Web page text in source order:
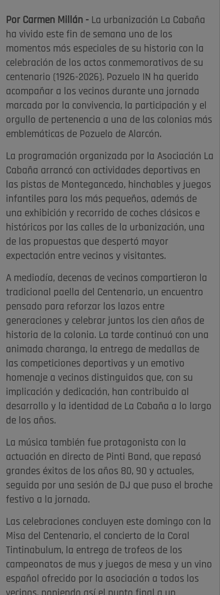
Por Carmen Millán - La urbanización La Cabaña
ha vivido este fin de semana uno de los
momentos más especiales de su historia con la
celebración de los actos conmemorativos de su
centenario (1926-2026). Pozuelo IN ha querido
acompañar a los vecinos durante una jornada
marcada por la convivencia, la participación y el
orgullo de pertenencia a una de las colonias más
emblemáticas de Pozuelo de Alarcón.
La programación organizada por la Asociación La
Cabaña arrancó con actividades deportivas en
las pistas de Montegancedo, hinchables y juegos
infantiles para los más pequeños, además de
una exhibición y recorrido de coches clásicos e
históricos por las calles de la urbanización, una
de las propuestas que despertó mayor
expectación entre vecinos y visitantes.
A mediodía, decenas de vecinos compartieron la
tradicional paella del Centenario, un encuentro
pensado para reforzar los lazos entre
generaciones y celebrar juntos los cien años de
historia de la colonia. La tarde continuó con una
animada charanga, la entrega de medallas de
las competiciones deportivas y un emotivo
homenaje a vecinos distinguidos que, con su
implicación y dedicación, han contribuido al
desarrollo y la identidad de La Cabaña a lo largo
de los años.
La música también fue protagonista con la
actuación en directo de Pinti Band, que repasó
grandes éxitos de los años 80, 90 y actuales,
seguida por una sesión de DJ que puso el broche
festivo a la jornada.
Las celebraciones concluyen este domingo con la
Misa del Centenario, el concierto de la Coral
Tintinabulum, la entrega de trofeos de los
campeonatos de mus y juegos de mesa y un vino
español ofrecido por la asociación a todos los